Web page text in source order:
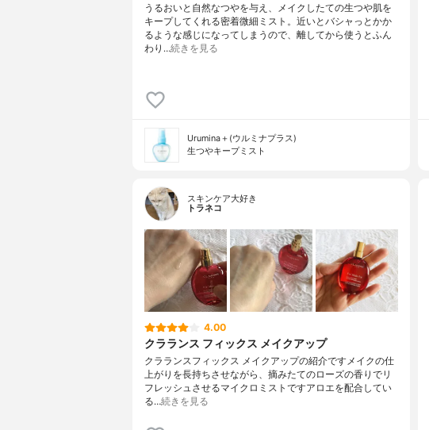
うるおいと自然なつやを与え、メイクしたての生つや肌を
キープしてくれる密着微細ミスト。近いとバシャっとかか
るような感じになってしまうので、離してから使うとふん
わり…続きを見る
Urumina＋(ウルミナプラス)
生つやキープミスト
スキンケア大好き
トラネコ
4.00
クラランス フィックス メイクアップ
クラランスフィックス メイクアップの紹介ですメイクの仕
上がりを長持ちさせながら、摘みたてのローズの香りでリ
フレッシュさせるマイクロミストですアロエを配合してい
る…続きを見る